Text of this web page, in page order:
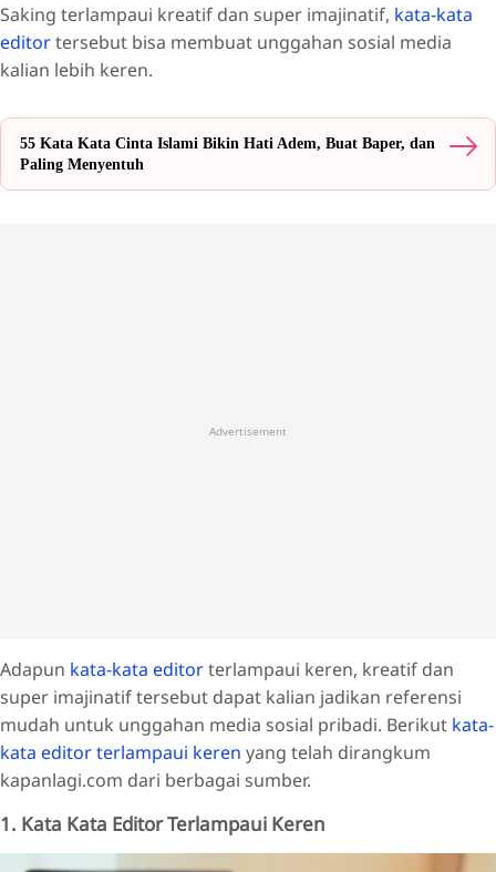
Saking terlampaui kreatif dan super imajinatif, kata-kata
editortersebut bisa membuat unggahan sosial media
kalian lebih keren.
55 Kata Kata Cinta Islami Bikin Hati Adem, Buat Baper, dan
Paling Menyentuh
Advertisement
Adapun kata-kata editorterlampaui keren, kreatif dan
super imajinatif tersebut dapat kalian jadikan referensi
mudah untuk unggahan media sosial pribadi. Berikut kata-
kata editor terlampaui keren yang telah dirangkum
kapanlagi.com dari berbagai sumber.
1. Kata Kata Editor Terlampaui Keren